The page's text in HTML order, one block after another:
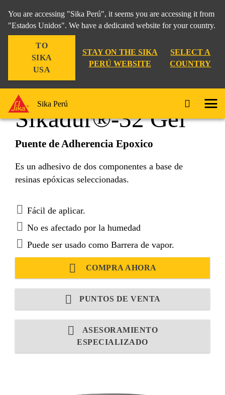
You are accessing "Sika Perú", it seems you are accessing it from
"Estados Unidos". We have a dedicated website for your country.
TO
SIKA
USA
STAY ON THE SIKA
PERÚ WEBSITE
SELECT A
COUNTRY
Sika Perú
Construcción Sikadur®-32 Gel
Sikadur®-32 Gel
Puente de Adherencia Epoxico
Es un adhesivo de dos componentes a base de
resinas epóxicas seleccionadas.
Fácil de aplicar.
No es afectado por la humedad
Puede ser usado como Barrera de vapor.
COMPRA AHORA
PUNTOS DE VENTA
ASESORAMIENTO
ESPECIALIZADO